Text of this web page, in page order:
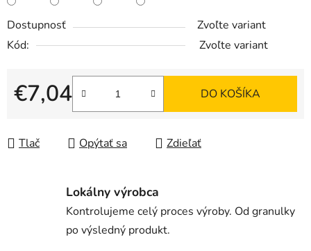
Dostupnosť
Zvoľte variant
Kód:
Zvoľte variant
€7,04
Jednotková cena:
DO KOŠÍKA
Tlač Opýtať sa Zdieľať
Lokálny výrobca
Kontrolujeme celý proces výroby. Od granulky
po výsledný produkt.